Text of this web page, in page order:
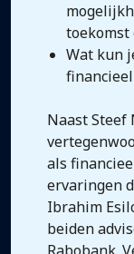
toekomst
Wat kun
Naast Steef
als
ervaringen
Ibrahim
beiden